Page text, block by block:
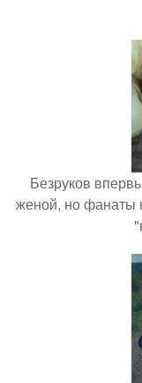
Безруков
женой, но фанаты